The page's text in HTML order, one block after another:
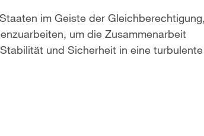
im Geiste der
um die Zusammenarbeit
und Sicherheit in eine